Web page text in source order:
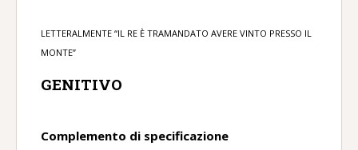
LETTERALMENTE “IL RE È TRAMANDATO AVERE VINTO PRESSO IL
MONTE”
GENITIVO
Complemento di specificazione